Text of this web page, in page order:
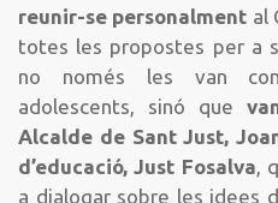
reunir-se personalment al
totes les propostes per a
no només les van
adolescents, sinó que
Alcalde de Sant Just,
d’educació, Just Fosalva,
a dialogar sobre les idees